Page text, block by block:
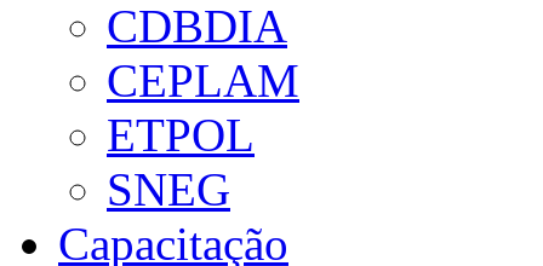
CDBDIA
CEPLAM
ETPOL
SNEG
Capacitação